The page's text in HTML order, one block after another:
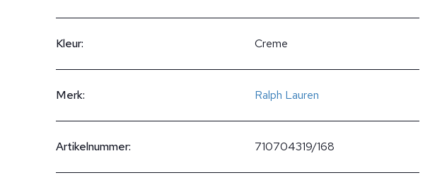
Kleur: Creme
Merk: Ralph Lauren
Artikelnummer: 710704319/168